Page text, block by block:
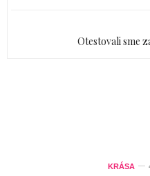
Otestovali sme
KRÁSA